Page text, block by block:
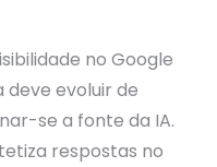
no Google
deve evoluir de
se a fonte da IA.
respostas no